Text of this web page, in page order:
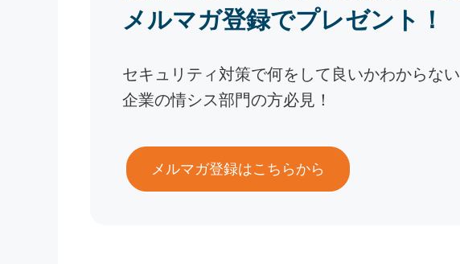
メルマガ登録でプレゼント！
セキュリティ対策で何をして良いかわからない
企業の情シス部門の方必見！
メルマガ登録はこちらから